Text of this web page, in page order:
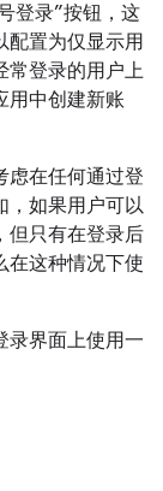
登录”按钮，这
配置为仅显示用
常登录的用户上
用中创建新账
虑在任何通过登
，如果用户可以
但只有在登录后
在这种情况下使
录界面上使用一